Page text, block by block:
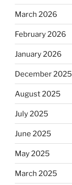
March 2026
February 2026
January 2026
December 2025
August 2025
July 2025
June 2025
May 2025
March 2025